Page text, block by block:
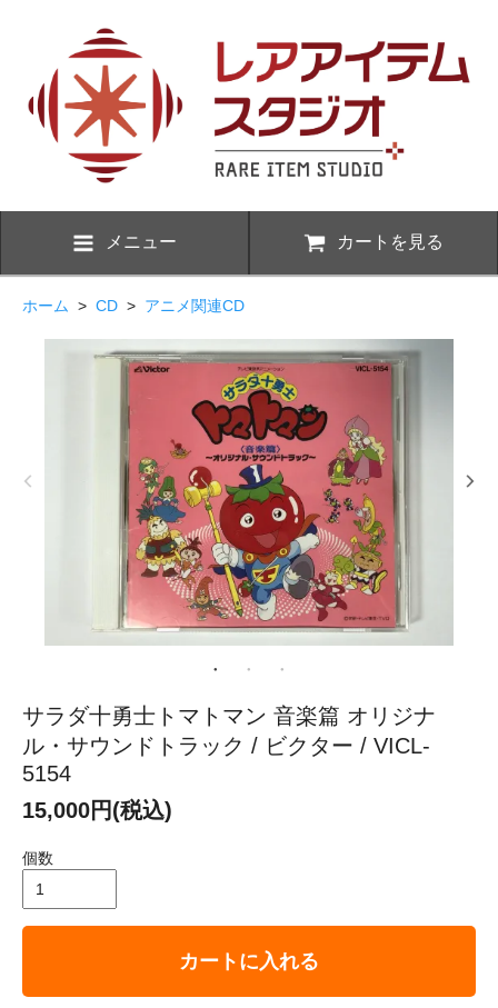
メニュー カートを見る
ホーム > CD > アニメ関連CD
サラダ十勇士トマトマン 音楽篇 オリジナ
ル・サウンドトラック / ビクター / VICL-
5154
15,000円(税込)
個数
カートに入れる